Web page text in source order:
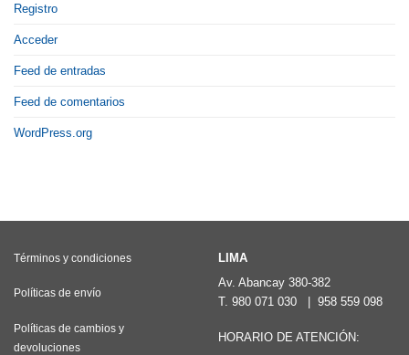
Registro
Acceder
Feed de entradas
Feed de comentarios
WordPress.org
Términos y condiciones
Políticas de envío
Políticas de cambios y
devoluciones
LIMA
Av. Abancay 380-382
T. 980 071 030 958 559 098
HORARIO DE ATENCIÓN: